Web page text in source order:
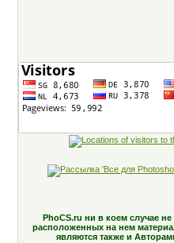
PhoCS.ru ни в коем случае
расположенных на нем
являются также и